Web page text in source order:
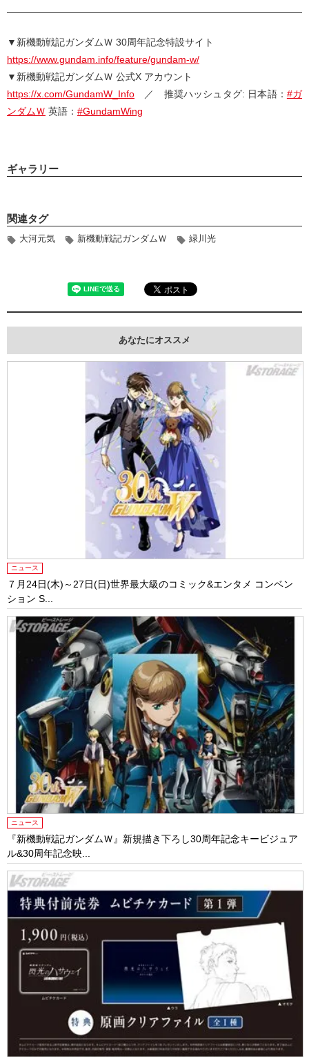
▼新機動戦記ガンダムＷ 30周年記念特設サイト
https://www.gundam.info/feature/gundam-w/
▼新機動戦記ガンダムＷ 公式X アカウント
https://x.com/GundamW_Info ／ 推奨ハッシュタグ: 日本語： #ガ
ンダムＷ 英語： #GundamWing
ギャラリー
関連タグ
大河元気 新機動戦記ガンダムＷ 緑川光
あなたにオススメ
ニュース
７月24日(木)～27日(日)世界最大級のコミック&エンタメ コンベン
ション S...
ニュース
『新機動戦記ガンダムＷ』新規描き下ろし30周年記念キービジュア
ル&30周年記念映...